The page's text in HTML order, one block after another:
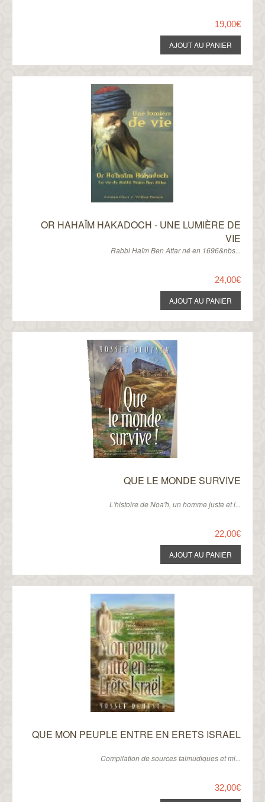
19,00€
OR HAHAÏM HAKADOCH - UNE LUMIÈRE DE
VIE
Rabbi Haïm Ben Attar né en 1696&nbs...
24,00€
QUE LE MONDE SURVIVE
L'histoire de Noa'h, un homme juste et i...
22,00€
QUE MON PEUPLE ENTRE EN ERETS ISRAEL
Compilation de sources talmudiques et mi...
32,00€